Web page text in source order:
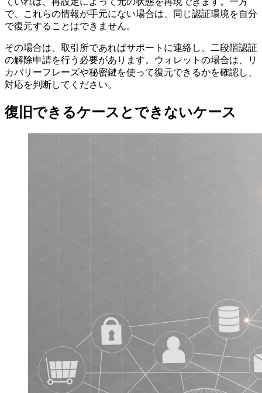
で、これらの情報が手元にない場合は、同じ認証環境を自分
で復元することはできません。
その場合は、取引所であればサポートに連絡し、二段階認証
の解除申請を行う必要があります。ウォレットの場合は、リ
カバリーフレーズや秘密鍵を使って復元できるかを確認し、
対応を判断してください。
復旧できるケースとできないケース